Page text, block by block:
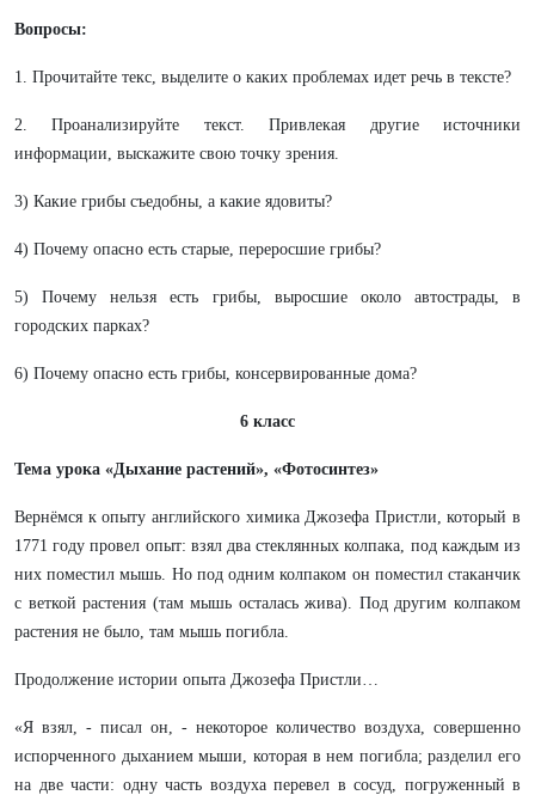
Вопросы:
1. Прочитайте текс, выделите о каких проблемах идет речь в тексте?
2. Проанализируйте текст. Привлекая другие источники
информации, выскажите свою точку зрения.
3) Какие грибы съедобны, а какие ядовиты?
4) Почему опасно есть старые, переросшие грибы?
5) Почему нельзя есть грибы, выросшие около автострады, в
городских парках?
6) Почему опасно есть грибы, консервированные дома?
6 класс
Тема урока «Дыхание растений», «Фотосинтез»
Вернёмся к опыту английского химика Джозефа Пристли, который в
1771 году провел опыт: взял два стеклянных колпака, под каждым из
них поместил мышь. Но под одним колпаком он поместил стаканчик
с веткой растения (там мышь осталась жива). Под другим колпаком
растения не было, там мышь погибла.
Продолжение истории опыта Джозефа Пристли…
«Я взял, - писал он, - некоторое количество воздуха, совершенно
испорченного дыханием мыши, которая в нем погибла; разделил его
на две части: одну часть воздуха перевел в сосуд, погруженный в